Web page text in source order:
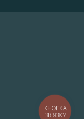
КНОПКА
ЗВ'ЯЗКУ